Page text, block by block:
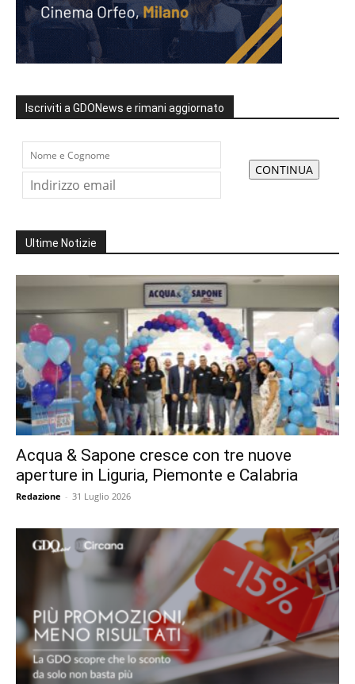
Iscriviti a GDONews e rimani aggiornato
Ultime Notizie
Acqua & Sapone cresce con tre nuove
aperture in Liguria, Piemonte e Calabria
Redazione - 31 Luglio 2026